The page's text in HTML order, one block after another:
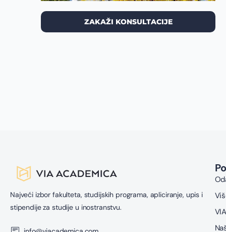
ZAKAŽI KONSULTACIJE
Najveći izbor fakulteta, studijskih programa, apliciranje, upis i
stipendije za studije u inostranstvu.